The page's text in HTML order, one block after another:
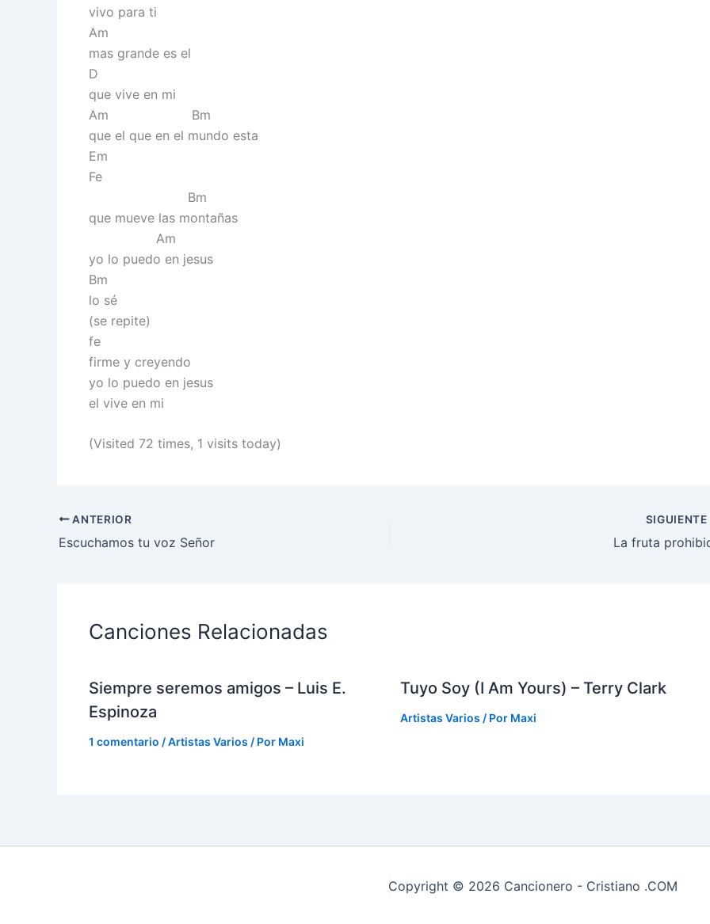
vivo para ti
Am
mas grande es el
D
que vive en mi
Am Bm
que el que en el mundo esta
Em
Fe
Bm
que mueve las montañas
Am
yo lo puedo en jesus
Bm
lo sé
(se repite)
fe
firme y creyendo
yo lo puedo en jesus
el vive en mi
(Visited 72 times, 1 visits today)
ANTERIOR
Escuchamos tu voz Señor
SIGUIENTE
La fruta
Canciones Relacionadas
Siempre seremos amigos – Luis E.
Espinoza
1 comentario /Artistas Varios / Por Maxi
Tuyo Soy (I Am Yours) – Terry Clark
Artistas Varios / Por Maxi
Copyright © 2026 Cancionero - Cristiano .COM